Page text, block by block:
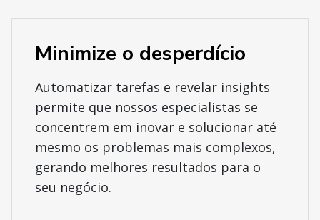
Minimize o desperdício
Automatizar tarefas e revelar insights
permite que nossos especialistas se
concentrem em inovar e solucionar até
mesmo os problemas mais complexos,
gerando melhores resultados para o
seu negócio.